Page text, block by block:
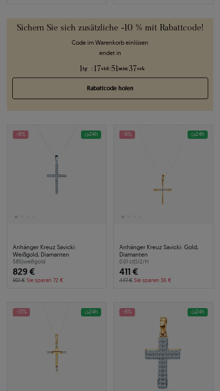
Sichern Sie sich zusätzliche -10 % mit Rabattcode!
Code im Warenkorb einlösen
endet in
1 tg : 17 std :51min:37 sek
Rabattcode holen
-8% 24h
Anhänger Kreuz Savicki:
Weißgold, Diamanten
585|weißgold
829 €
901 € Sie sparen 72 €
-8% 24h
Anhänger Kreuz Savicki: Gold,
Diamanten
0.01 ct|SI2/H
411 €
447 € Sie sparen 36 €
-13% 24h -8% 24h